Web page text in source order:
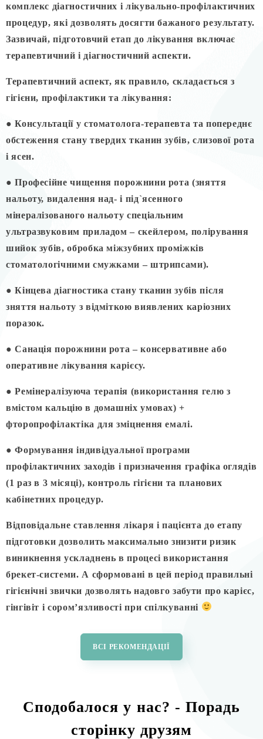
комплекс діагностичних і лікувально-профілактичних
процедур, які дозволять досягти бажаного результату.
Зазвичай, підготовчий етап до лікування включає
терапевтичний і діагностичний аспекти.
Терапевтичний аспект, як правило, складається з
гігієни, профілактики та лікування:
● Консультації у стоматолога-терапевта та попереднє
обстеження стану твердих тканин зубів, слизової рота
і ясен.
● Професійне чищення порожнини рота (зняття
нальоту, видалення над- і під`ясенного
мінералізованого нальоту спеціальним
ультразвуковим приладом – скейлером, полірування
шийок зубів, обробка міжзубних проміжків
стоматологічними смужками – штрипсами).
● Кінцева діагностика стану тканин зубів після
зняття нальоту з відміткою виявлених каріозних
поразок.
● Санація порожнини рота – консервативне або
оперативне лікування карієсу.
● Ремінералізуюча терапія (використання гелю з
вмістом кальцію в домашніх умовах) +
фторопрофілактіка для зміцнення емалі.
● Формування індивідуальної програми
профілактичних заходів і призначення графіка оглядів
(1 раз в 3 місяці), контроль гігієни та планових
кабінетних процедур.
Відповідальне ставлення лікаря і пацієнта до етапу
підготовки дозволить максимально знизити ризик
виникнення ускладнень в процесі використання
брекет-системи. А сформовані в цей період правильні
гігієнічні звички дозволять надовго забути про карієс,
гінгівіт і сором’язливості при спілкуванні
ВСІ РЕКОМЕНДАЦІЇ
Сподобалося у нас? - Порадь
сторінку друзям